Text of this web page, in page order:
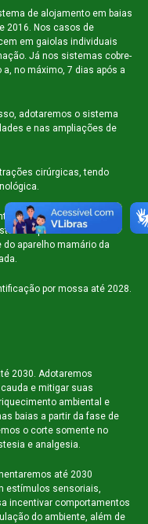
de alojamento em baias
2016. Nos casos de
em gaiolas individuais
Já nos sistemas cobre-
no máximo, 7 dias após a
adotaremos o sistema
e nas ampliações de
cirúrgicas, tendo
a partir da publicação
será permitido como
aparelho mamário da
por mossa até 2028.
2030. Adotaremos
e mitigar suas
ambiental e
baias a partir da fase de
o corte somente no
e analgesia.
até 2030
estímulos sensoriais,
incentivar comportamentos
do ambiente, além de